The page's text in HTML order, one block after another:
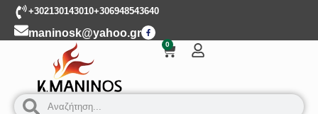
+302130143010+306948543640
maninosk@yahoo.gr
0